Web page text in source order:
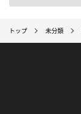
トップ 未分類